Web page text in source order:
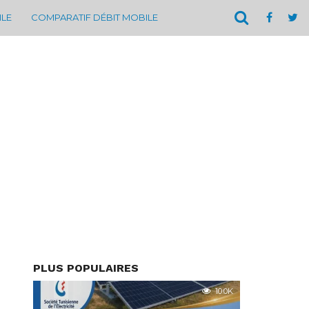
COMPARATIF DÉBIT MOBILE
PLUS POPULAIRES
10.0K